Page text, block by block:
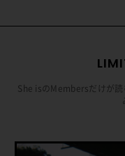
She isのMembersだけが